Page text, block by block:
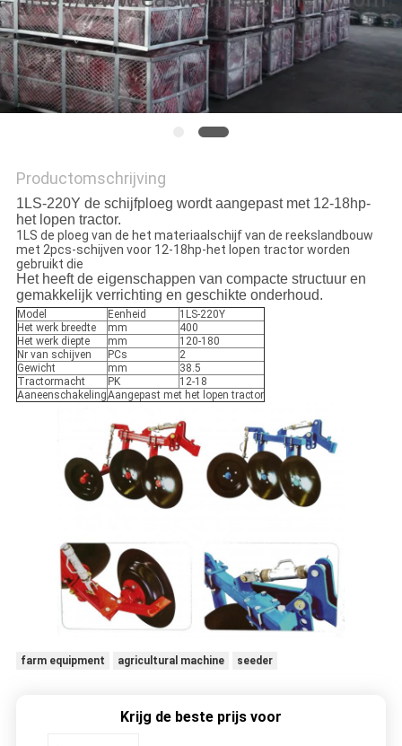
Productomschrijving
1LS-220Y de schijfploeg wordt aangepast met 12-18hp-
het lopen tractor.
1LS de ploeg van de het materiaalschijf van de reekslandbouw
met 2pcs-schijven voor 12-18hp-het lopen tractor worden
gebruikt die
Het heeft de eigenschappen van compacte structuur en
gemakkelijk verrichting en geschikte onderhoud.
Model Eenheid
1LS-220Y
Het werk breedte
mm
400
Het werk diepte
mm
120-180
Nr van schijven
PCs
2
Gewicht
mm
38.5
Tractormacht
PK
12-18
AaneenschakelingAangepast met het lopen tractor
farm equipment agricultural machine seeder
Krijg de beste prijs voor